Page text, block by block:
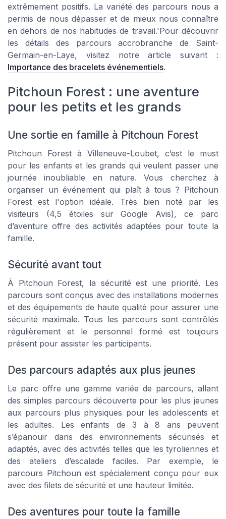
extrêmement positifs. La variété des parcours nous a
permis de nous dépasser et de mieux nous connaître
en dehors de nos habitudes de travail.'Pour découvrir
les détails des parcours accrobranche de Saint-
Germain-en-Laye, visitez notre article suivant :
Importance des bracelets événementiels.
Pitchoun Forest : une aventure
pour les petits et les grands
Une sortie en famille à Pitchoun Forest
Pitchoun Forest à Villeneuve-Loubet, c’est le must
pour les enfants et les grands qui veulent passer une
journée inoubliable en nature. Vous cherchez à
organiser un événement qui plaît à tous ? Pitchoun
Forest est l'option idéale. Très bien noté par les
visiteurs (4,5 étoiles sur Google Avis), ce parc
d’aventure offre des activités adaptées pour toute la
famille.
Sécurité avant tout
À Pitchoun Forest, la sécurité est une priorité. Les
parcours sont conçus avec des installations modernes
et des équipements de haute qualité pour assurer une
sécurité maximale. Tous les parcours sont contrôlés
régulièrement et le personnel formé est toujours
présent pour assister les participants.
Des parcours adaptés aux plus jeunes
Le parc offre une gamme variée de parcours, allant
des simples parcours découverte pour les plus jeunes
aux parcours plus physiques pour les adolescents et
les adultes. Les enfants de 3 à 8 ans peuvent
s’épanouir dans des environnements sécurisés et
adaptés, avec des activités telles que les tyroliennes et
des ateliers d’escalade faciles. Par exemple, le
parcours Pitchoun est spécialement conçu pour eux
avec des filets de sécurité et une hauteur limitée.
Des aventures pour toute la famille